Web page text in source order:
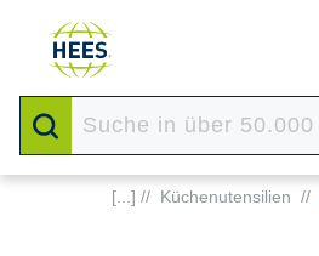
[...] // Küchenutensilien //